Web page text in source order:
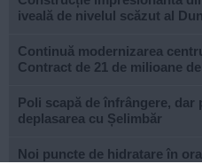
iveală de nivelul scăzut al
Continuă modernizarea
Contract de 21 de milioane
Poli scapă de înfrângere,
deplasarea cu Șelimbăr
Noi puncte de hidratare în